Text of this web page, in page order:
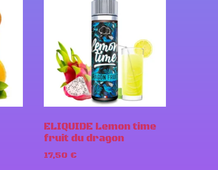
ELIQUIDE Lemon time
fruit du dragon
17,50 €